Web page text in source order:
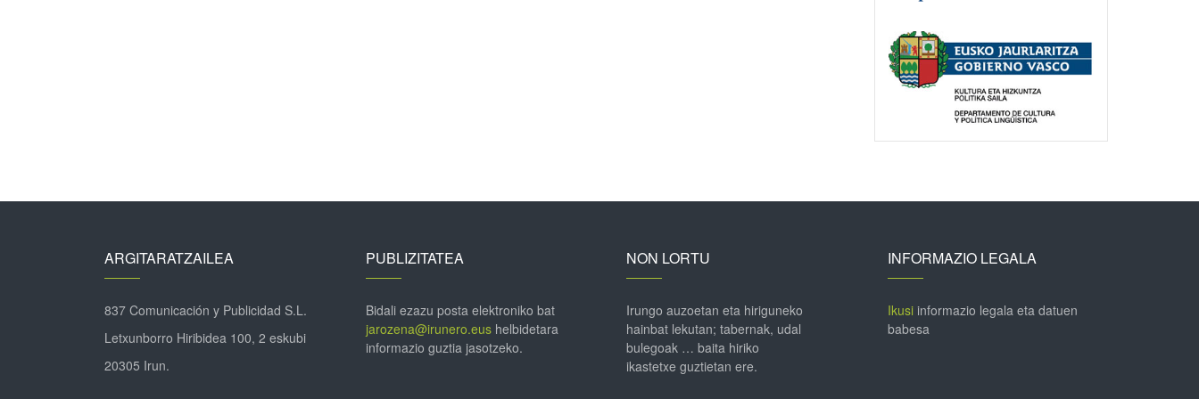
ARGITARATZAILEA
837 Comunicación y Publicidad S.L.
Letxunborro Hiribidea 100, 2 eskubi
20305 Irun.
PUBLIZITATEA
Bidali ezazu posta elektroniko bat
jarozena@irunero.eushelbidetara
informazio guztia jasotzeko.
NON LORTU
Irungo auzoetan eta hiriguneko
hainbat lekutan; tabernak, udal
bulegoak … baita hiriko
ikastetxe guztietan ere.
INFORMAZIO LEGALA
Ikusiinformazio legala eta datuen
babesa